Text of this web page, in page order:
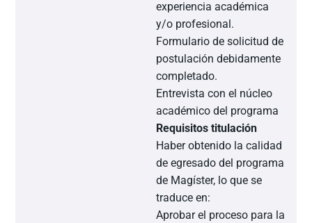
experiencia académica
y/o profesional.
Formulario de solicitud de
postulación debidamente
completado.
Entrevista con el núcleo
académico del programa
Requisitos titulación
Haber obtenido la calidad
de egresado del programa
de Magíster, lo que se
traduce en:
Aprobar el proceso para la